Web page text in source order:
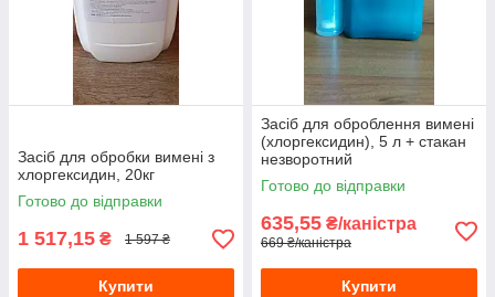
Засіб для обробки вимені з
хлоргексидин, 20кг
Готово до відправки
1 517,15 ₴ 1 597 ₴
Купити
Засіб для оброблення вимені
(хлоргексидин), 5 л + стакан
незворотний
Готово до відправки
635,55 ₴/каністра
669 ₴/каністра
Купити